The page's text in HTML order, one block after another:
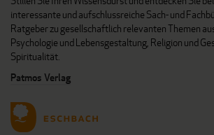
interessante und aufschlussreiche Sach- und
Ratgeber zu gesellschaftlich relevanten Themen
Psychologie und Lebensgestaltung, Religion und
Spiritualität.
Patmos Verlag